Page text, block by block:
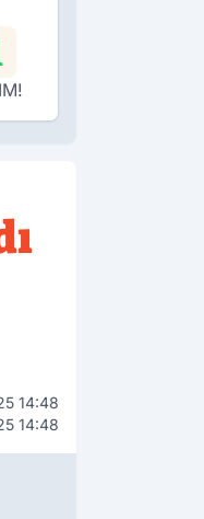
14:48
14:48